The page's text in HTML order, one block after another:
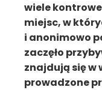
wiele
miejsc, w
i anonimowo
zaczęło
znajdują się w
prowadzone